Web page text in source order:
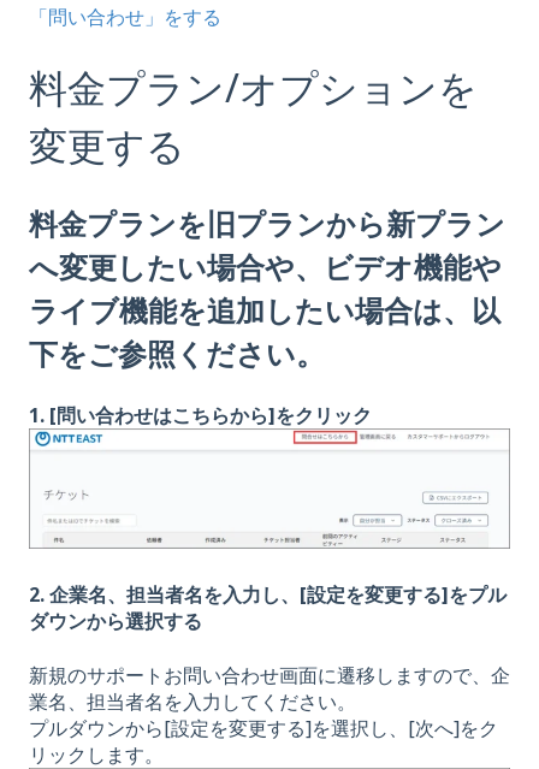
「問い合わせ」をする
料金プラン/オプションを
変更する
料金プランを旧プランから新プラン
へ変更したい場合や、ビデオ機能や
ライブ機能を追加したい場合は、以
下をご参照ください。
1. [問い合わせはこちらから]をクリック
2. 企業名、担当者名を入力し、 [設定を変更する]をプル
ダウンから選択する
新規のサポートお問い合わせ画面に遷移しますので、企
業名、担当者名を入力してください。
プルダウンから[設定を変更する]を選択し、[次へ]をク
リックします。